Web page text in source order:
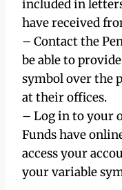
included in
have received
– Contact the
be able to
symbol over the
at their offices.
– Log in to your
Funds have
access your
your variable